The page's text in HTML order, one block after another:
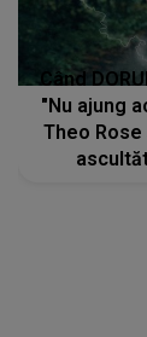
Când
"Nu ajung
Theo Rose